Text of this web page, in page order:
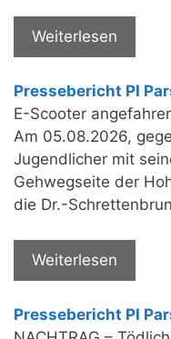
Weiterlesen
Pressebericht PI
E-Scooter
Am 05.08.2026,
Jugendlicher mit
Gehwegseite der
die Dr.-
Weiterlesen
Pressebericht PI